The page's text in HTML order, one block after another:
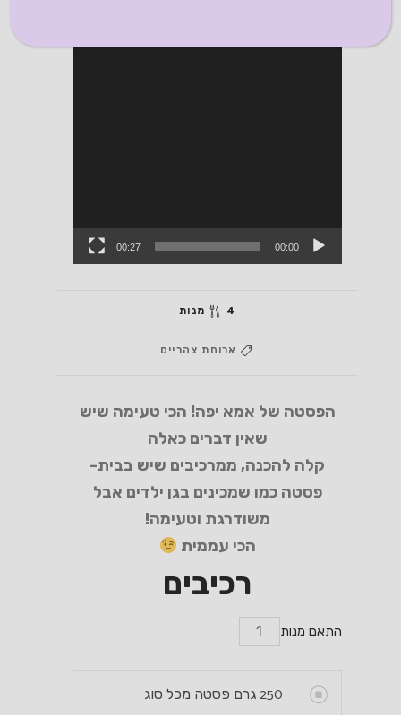
00:00
00:27
4 מנות
ארוחת צהריים
הפסטה של אמא יפה! הכי טעימה שיש
שאין דברים כאלה
קלה להכנה, ממרכיבים שיש בבית-
פסטה כמו שמכינים בגן ילדים אבל
משודרגת וטעימה!
הכי עממית
רכיבים
התאם מנות
250 גרם פסטה מכל סוג